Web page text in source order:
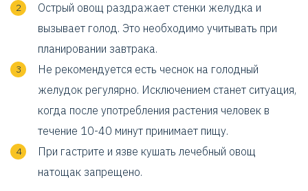
Острый овощ раздражает стенки желудка и
вызывает голод. Это необходимо учитывать при
планировании завтрака.
Не рекомендуется есть чеснок на голодный
желудок регулярно. Исключением станет ситуация,
когда после употребления растения человек в
течение 10-40 минут принимает пищу.
При гастрите и язве кушать лечебный овощ
натощак запрещено.